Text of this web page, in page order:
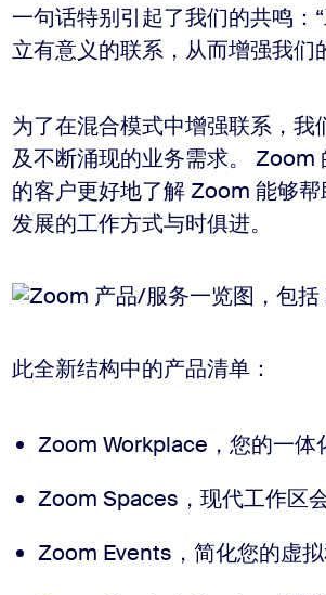
一句话特别引起了我们的共鸣
立有意义的联系，从而增强我们
为了在混合模式中增强联系，
及不断涌现的业务需求。 Zoom
的客户更好地了解 Zoom 能够
发展的工作方式与时俱进。
此全新结构中的产品清单：
Zoom Workplace，您的一体
Zoom Spaces，现代工作区
Zoom Events，简化您的虚